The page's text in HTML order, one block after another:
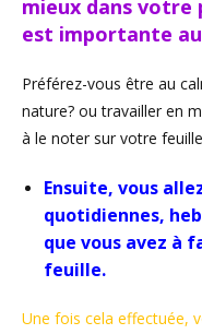
mieux dans votre
est importante
Préférez-vous être au
nature? ou travailler en
à le noter sur votre
Ensuite, vous
quotidiennes,
que vous avez à
feuille.
Une fois cela effectuée,